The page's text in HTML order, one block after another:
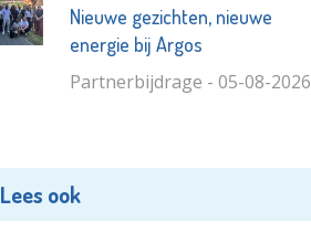
Nieuwe gezichten, nieuwe
energie bij Argos
Partnerbijdrage - 05-08-2026
Lees ook